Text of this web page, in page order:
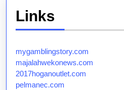
Links
mygamblingstory.com
majalahwekonews.com
2017hoganoutlet.com
pelmanec.com